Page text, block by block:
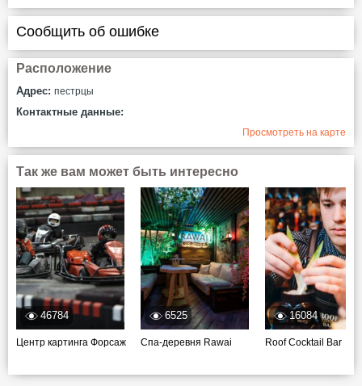
Сообщить об ошибке
Расположение
Адрес: пестрцы
Контактные данные:
Просмотреть на карте
Так же вам может быть интересно
46784
Центр картинга Форсаж
6525
Спа-деревня Rawai
16084
Roof Cocktail Bar